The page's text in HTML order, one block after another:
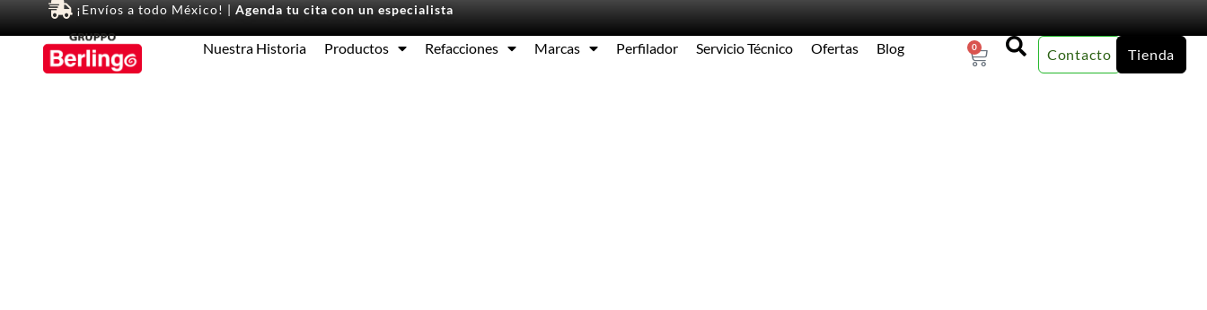
¡Envíos a todo México! | Agenda tu cita con un especialista
Nuestra Historia Productos Refacciones Marcas Perfilador Servicio Técnico Ofertas Blog 0 Contacto Tienda
Equipos